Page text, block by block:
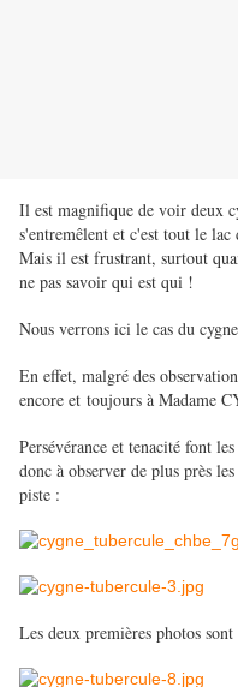
Il est magnifique de voir deux
s'entremêlent et c'est tout le lac
Mais il est frustrant, surtout
ne pas savoir qui est qui !
Nous verrons ici le cas du
En effet, malgré des
encore et toujours à Madame
Persévérance et tenacité font
donc à observer de plus près
piste :
Les deux premières photos sont